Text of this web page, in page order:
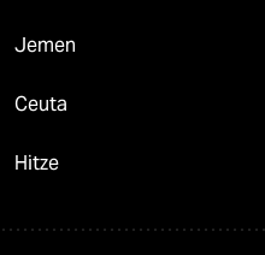
Jemen
Ceuta
Hitze